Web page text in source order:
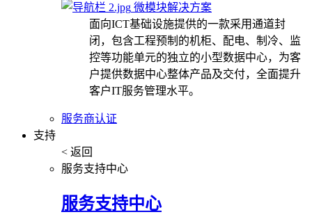
微模块解决方案
面向ICT基础设施提供的一款采用通道封
闭，包含工程预制的机柜、配电、制冷、监
控等功能单元的独立的小型数据中心，为客
户提供数据中心整体产品及交付，全面提升
客户IT服务管理水平。
服务商认证
支持
< 返回
服务支持中心
服务支持中心